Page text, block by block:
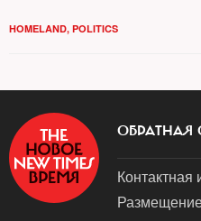
HOMELAND, POLITICS
ОБРАТНАЯ